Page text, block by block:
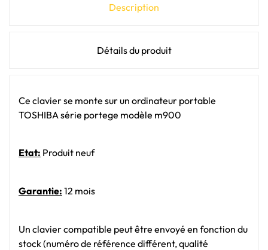
Description
Détails du produit
Ce clavier se monte sur un ordinateur portable
TOSHIBA série portege modèle m900
Etat: Produit neuf
Garantie: 12 mois
Un clavier compatible peut être envoyé en fonction du
stock (numéro de référence différent, qualité